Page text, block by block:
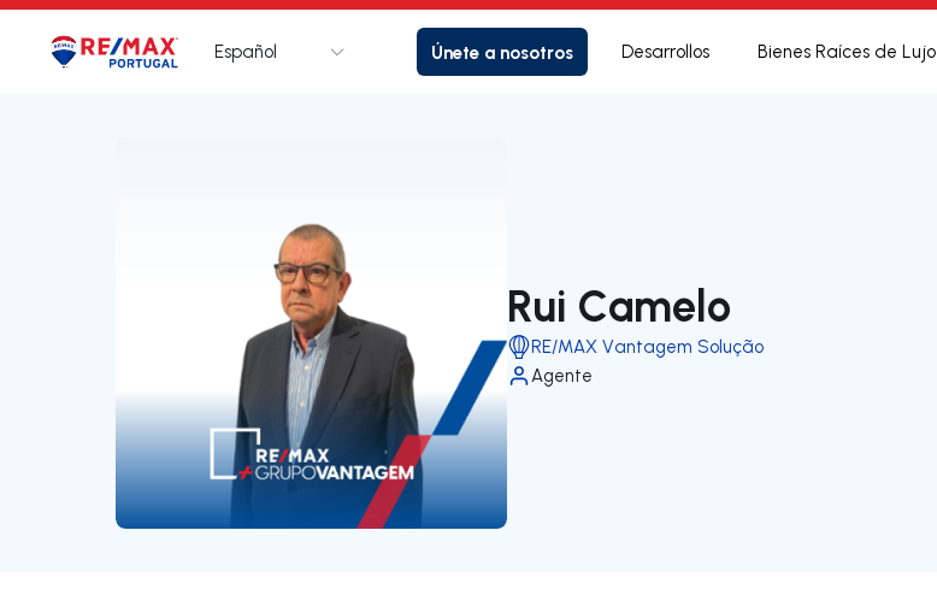
LogotipoIr a la página de inicio
Español Únete a nosotros Desarrollos Bienes Raíces de Lujo
Rui Camelo
RE/MAX Vantagem Solução
Agente